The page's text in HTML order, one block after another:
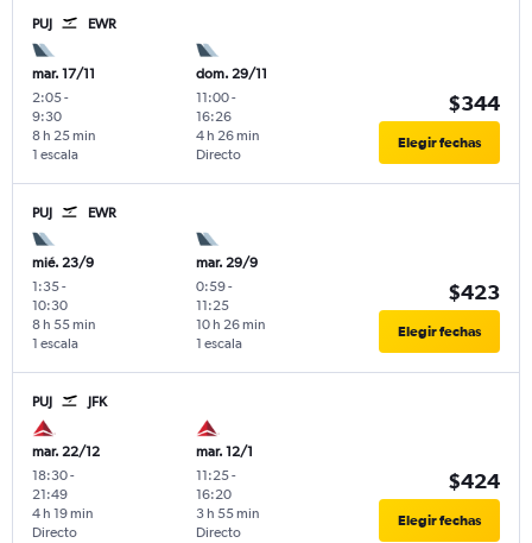
PUJ EWR
mar. 17/11
2:05-
9:30
1 escala
8 h 25 min
dom. 29/11
11:00-
16:26
Directo
4 h 26 min
$344
Elegir fechas
PUJ EWR
mié. 23/9
1:35-
10:30
1 escala
8 h 55 min
mar. 29/9
0:59-
11:25
1 escala
10 h 26 min
$423
Elegir fechas
PUJ JFK
mar. 22/12
18:30-
21:49
Directo
4 h 19 min
mar. 12/1
11:25-
16:20
Directo
3 h 55 min
$424
Elegir fechas